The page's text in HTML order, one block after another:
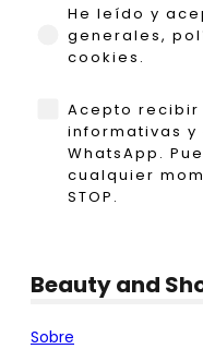
He leído y
He leído y
generales,
cookies.
WhatsApp
Acepto recibir
informativas
WhatsApp.
cualquier
STOP.
Beauty and
Sobre